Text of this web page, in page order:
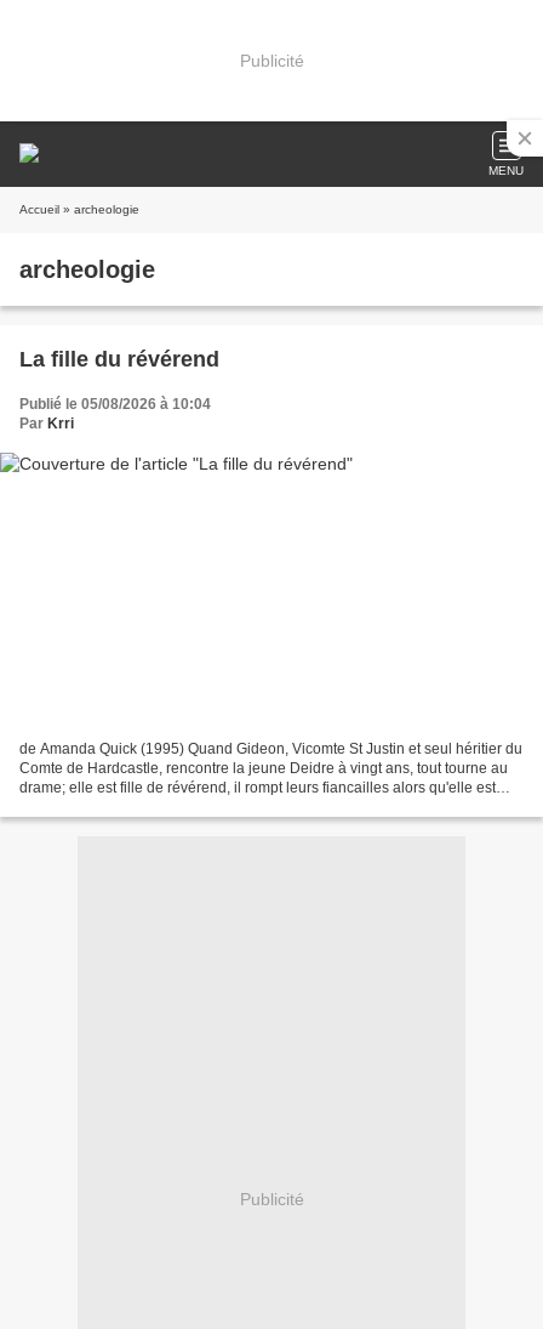
Publicité
MENU
Accueil » archeologie
archeologie
La fille du révérend
Publié le 05/08/2026 à 10:04
Par Krri
de Amanda Quick (1995) Quand Gideon, Vicomte St Justin et seul héritier du
Comte de Hardcastle, rencontre la jeune Deidre à vingt ans, tout tourne au
drame; elle est fille de révérend, il rompt leurs fiancailles alors qu'elle est
Publicité